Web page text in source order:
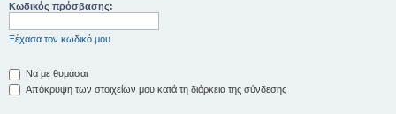
Κωδικός πρόσβασης:
Ξέχασα τον κωδικό μου
Να με θυμάσαι
Απόκρυψη των στοιχείων μου κατά τη διάρκεια της σύνδεσης